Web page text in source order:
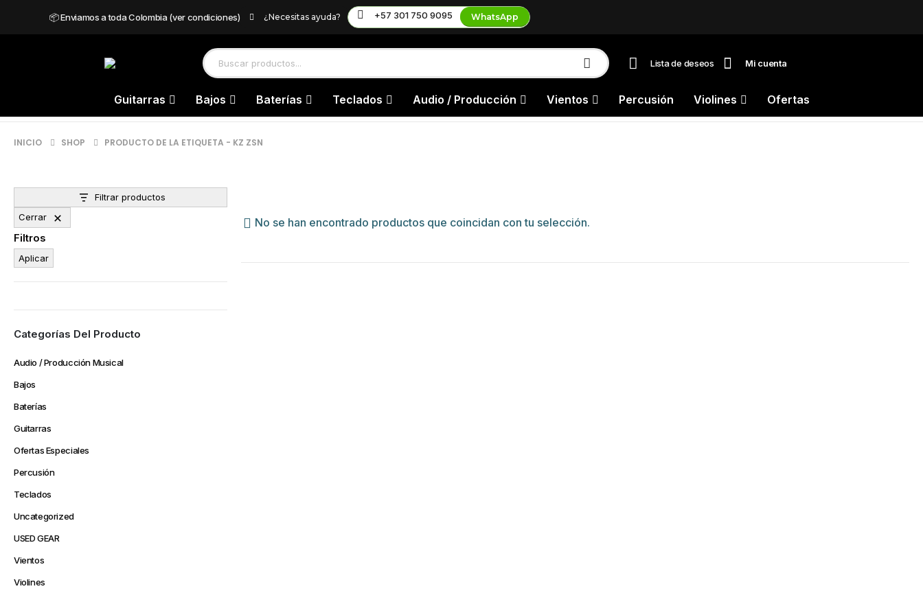
📦 Enviamos a toda Colombia (ver condiciones) ¿Necesitas ayuda? +57 301 750 9095 WhatsApp
Lista de deseos Mi cuenta
Guitarras Bajos Baterías Teclados Audio / Producción Vientos Percusión Violines Ofertas
INICIO SHOP PRODUCTO DE LA ETIQUETA - KZ ZSN
No se han encontrado productos que coincidan con tu selección.
Filtrar productos
Cerrar
Filtros
Aplicar
Categorías Del Producto
Audio / Producción Musical
Bajos
Baterías
Guitarras
Ofertas Especiales
Percusión
Teclados
Uncategorized
USED GEAR
Vientos
Violines